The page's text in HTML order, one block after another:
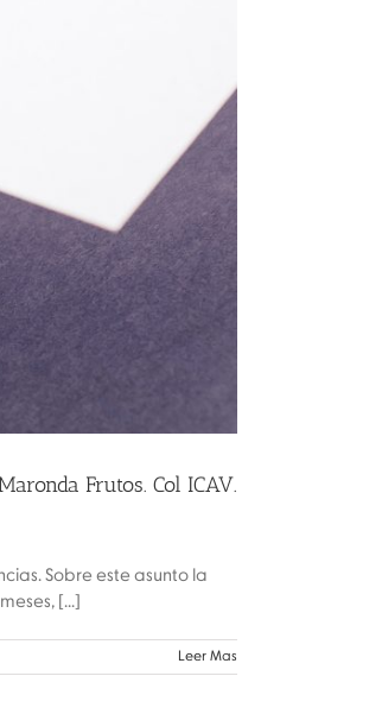
Frutos. Col ICAV.
Sobre este asunto la
[...]
Leer Mas